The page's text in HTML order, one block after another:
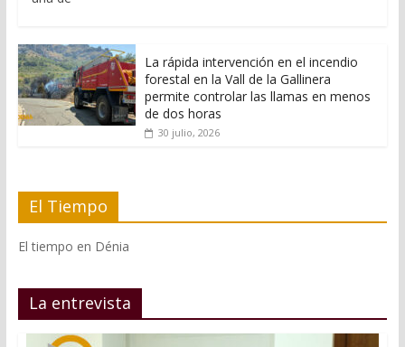
La rápida intervención en el incendio
forestal en la Vall de la Gallinera
permite controlar las llamas en menos
de dos horas
30 julio, 2026
El Tiempo
El tiempo en Dénia
La entrevista